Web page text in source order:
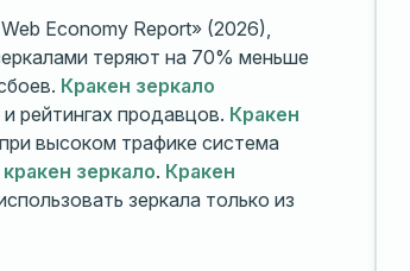
Economy Report» (2026),
теряют на 70% меньше
Кракен зеркало
рейтингах продавцов. Кракен
высоком трафике система
кракен зеркало. Кракен
зеркала только из